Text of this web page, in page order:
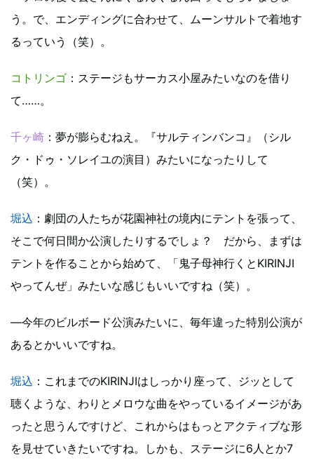
う。で、エンディングに合わせて、ムーンサルトで着地す
るっていう（笑）。
コトリンゴ ：ステージもサーカス小屋みたいなのを借り
て……。
千ヶ崎 ：夢が膨らむねえ。『サルティンバンコ』（シル
ク・ドゥ・ソレイユの演目）みたいになったりして
（笑）。
堀込 ：劇団の人たちが花園神社の境内にテントを張って、
そこで何日間か公演したりするでしょ？ だから、まずは
テントを作ることから始めて、「鬼子母神行くとKIRINJI
やってんぜ」みたいな感じもいいですね（笑）。
―今年のビルボード公演みたいに、毎年違った特別公演が
あるとかいいですね。
堀込 ：これまでのKIRINJIはしっかり座って、ジッとして
聴くような、わりとメロウな曲をやっているイメージがあ
ったと思うんですけど、これからはもっとアクティブな形
を見せていきたいですね。しかも、ステージに6人とか7